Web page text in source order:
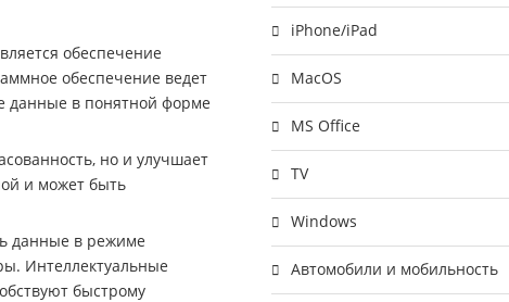
обеспечение
обеспечение ведет
данные в понятной форме
но и улучшает
и может быть
данные в режиме
Интеллектуальные
быстрому
iPhone/iPad
MacOS
MS Office
TV
Windows
Автомобили и мобильность